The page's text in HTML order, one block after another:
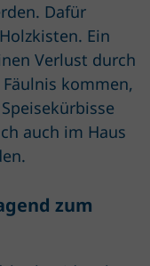
Dafür
Ein
Verlust durch
kommen,
auch im Haus
zum